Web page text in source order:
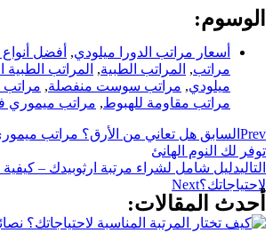
الوسوم:
أسعار مراتب الدورا ميلودي, أفضل
مراتب, المراتب الطبية, المراتب الطبية
ميلودي, مراتب سوست منفصلة, مراتب
مراتب مقاومة للهبوط, مراتب ميموري
Prev السابق هل تعاني من الأرق؟ مراتب
توفر لك النوم الهانئ
التاليدليل شامل لشراء مرتبة ارثوبيدك – كيفية
لاحتياجاتك؟Next
أحدث المقالات: